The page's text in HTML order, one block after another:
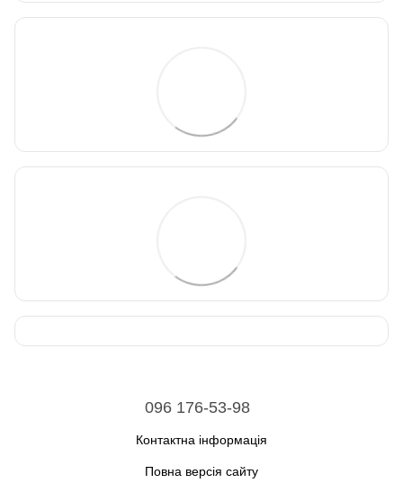
096 176-53-98
Контактна інформація
Повна версія сайту